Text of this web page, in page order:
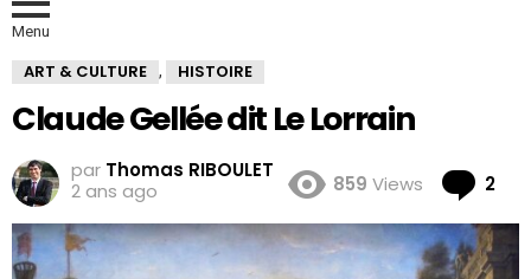
Menu
ART & CULTURE , HISTOIRE
Claude Gellée dit Le Lorrain
par Thomas RIBOULET
2 ans ago
859 Views 2